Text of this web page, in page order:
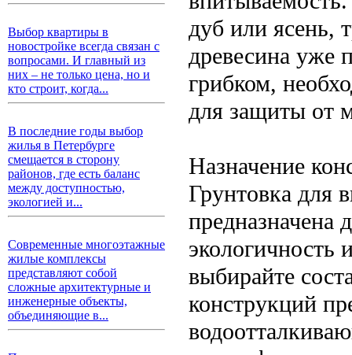
Выбор квартиры в
новостройке всегда связан с
вопросами. И главный из
них – не только цена, но и
кто строит, когда...
В последние годы выбор
жилья в Петербурге
смещается в сторону
районов, где есть баланс
между доступностью,
экологией и...
Современные многоэтажные
жилые комплексы
представляют собой
сложные архитектурные и
инженерные объекты,
объединяющие в...
дуб или ясень,
древесина уже
грибком,
для защиты от
Назначение
Грунтовка для
экологичность
выбирайте
конструкций